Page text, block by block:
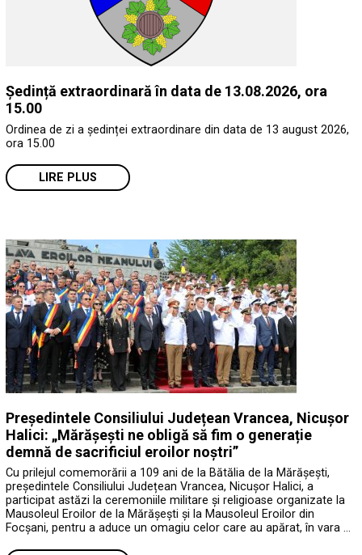
Ședință extraordinară în data de 13.08.2026, ora
15.00
Ordinea de zi a ședinței extraordinare din data de 13 august 2026,
ora 15.00
LIRE PLUS
Președintele Consiliului Județean Vrancea, Nicușor
Halici: „Mărășești ne obligă să fim o generație
demnă de sacrificiul eroilor noștri”
Cu prilejul comemorării a 109 ani de la Bătălia de la Mărășești,
președintele Consiliului Județean Vrancea, Nicușor Halici, a
participat astăzi la ceremoniile militare și religioase organizate la
Mausoleul Eroilor de la Mărășești și la Mausoleul Eroilor din
Focșani, pentru a aduce un omagiu celor care au apărat, în vara …